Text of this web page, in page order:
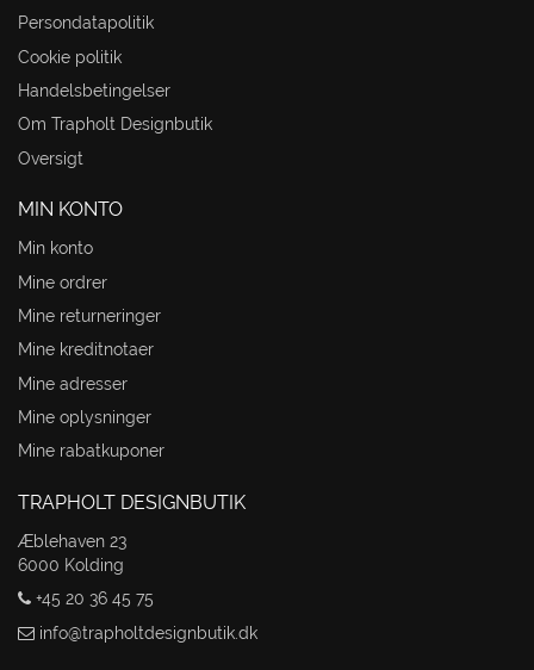
Persondatapolitik
Cookie politik
Handelsbetingelser
Om Trapholt Designbutik
Oversigt
MIN KONTO
Min konto
Mine ordrer
Mine returneringer
Mine kreditnotaer
Mine adresser
Mine oplysninger
Mine rabatkuponer
TRAPHOLT DESIGNBUTIK
Æblehaven 23
6000 Kolding
+45 20 36 45 75
info@trapholtdesignbutik.dk